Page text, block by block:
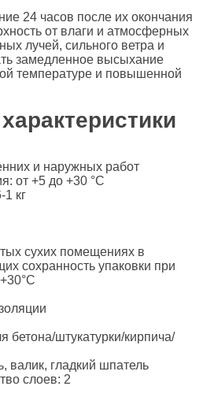
24 часов после их окончания
от влаги и атмосферных
лучей, сильного ветра и
замедленное высыхание
температуре и повышенной
и наружных работ
от +5 до +30 °С
1 кг
сухих помещениях в
сохранность упаковки при
бетона/штукатурки/кирпича/
валик, гладкий шпатель
слоев: 2